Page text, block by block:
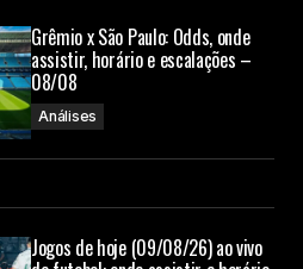
Grêmio x São Paulo: Odds, onde
assistir, horário e escalações –
08/08
Análises
Jogos de hoje (09/08/26) ao vivo